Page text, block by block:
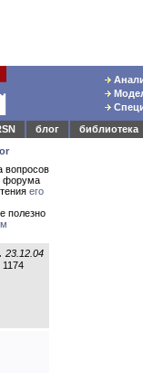
блог
библиотека
вопросов
форума
его
полезно
23.12.04